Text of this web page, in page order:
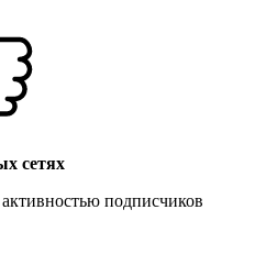
сетях
подписчиков